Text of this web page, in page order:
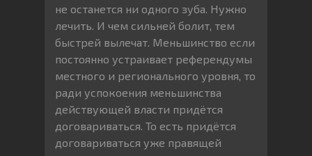
не останется ни одного зуба. Нужно
лечить. И чем сильней болит, тем
быстрей вылечат. Меньшинство если
постоянно устраивает референдумы
местного и регионального уровня, то
ради успокоения меньшинства
действующей власти придётся
договариваться. То есть придётся
договариваться уже правящей